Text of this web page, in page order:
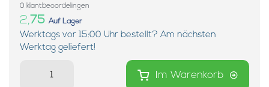
0 klantbeoordelingen
2,75 Auf Lager
Werktags vor 15:00 Uhr bestellt? Am nächsten
Werktag geliefert!
Im Warenkorb